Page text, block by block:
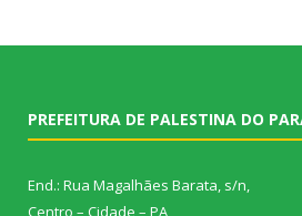
PREFEITURA DE PALESTINA DO
End.: Rua Magalhães Barata, s/n,
Centro – Cidade – PA